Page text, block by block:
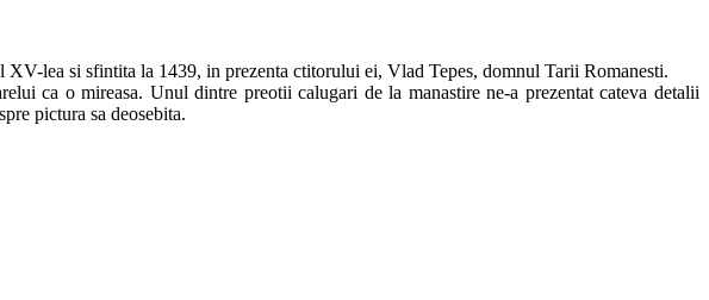
XV-lea si sfintita la 1439, in prezenta ctitorului ei, Vlad Tepes, domnul Tarii Romanesti.
ca o mireasa. Unul dintre preotii calugari de la manastire ne-a prezentat cateva detalii
pictura sa deosebita.